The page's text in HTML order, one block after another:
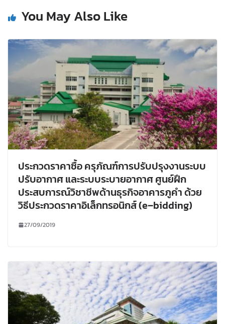
You May Also Like
ประกวดราคาซื้อ ครุภัณฑ์การปรับปรุงงานระบบ
ปรับอากาศ และระบบระบายอากาศ ศูนย์ฝึก
ประสบการณ์วิชาชีพด้านธุรกิจอาคารภูคำ ด้วย
วิธีประกวดราคาอิเล็กทรอนิกส์ (e–bidding)
27/09/2019